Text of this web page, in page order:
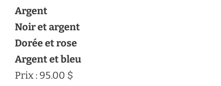
Argent
Noir et argent
Dorée et rose
Argent et bleu
Prix : 95.00 $